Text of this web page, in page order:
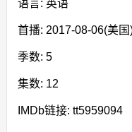
语言: 英语
首播: 2017-08-06(美国
季数: 5
集数: 12
IMDb链接: tt5959094